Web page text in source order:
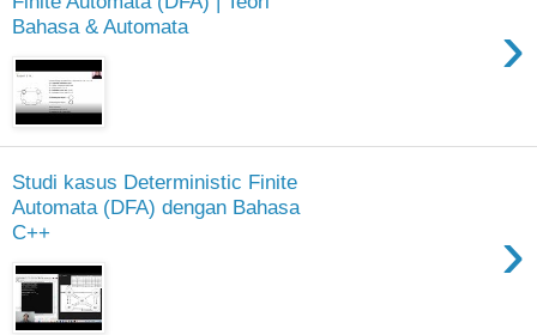
Bahasa & Automata
›
Studi kasus Deterministic Finite
Automata (DFA) dengan Bahasa
C++
›